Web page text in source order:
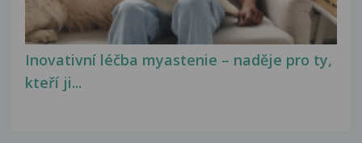
Inovativní léčba myastenie – naděje pro ty,
kteří ji...